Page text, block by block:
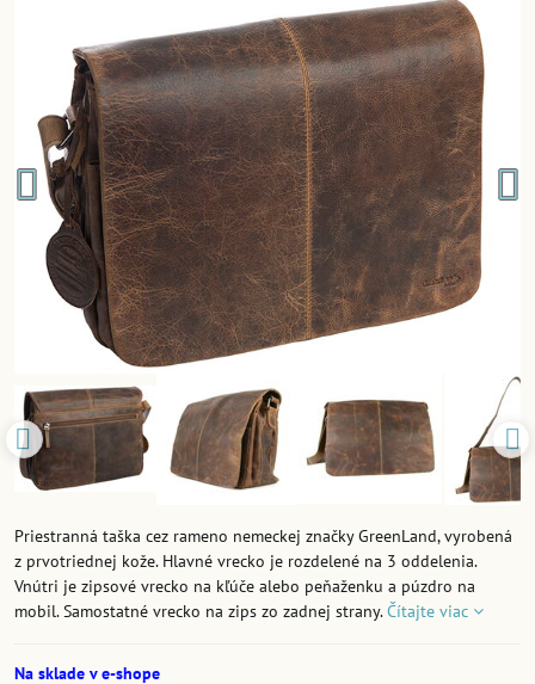
Priestranná taška cez rameno nemeckej značky GreenLand, vyrobená
z prvotriednej kože. Hlavné vrecko je rozdelené na 3 oddelenia.
Vnútri je zipsové vrecko na kľúče alebo peňaženku a púzdro na
mobil. Samostatné vrecko na zips zo zadnej strany.Čítajte viac
Na sklade v e-shope